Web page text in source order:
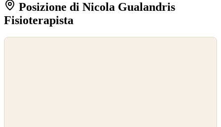
Posizione di Nicola Gualandris
Fisioterapista